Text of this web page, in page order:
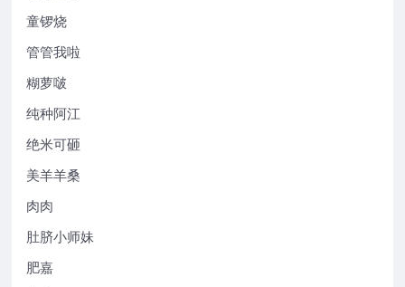
童锣烧
管管我啦
糊萝啵
纯种阿江
绝米可砸
美羊羊桑
肉肉
肚脐小师妹
肥嘉